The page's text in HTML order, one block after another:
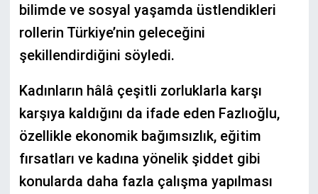
bilimde ve sosyal yaşamda üstlendikleri
rollerin Türkiye’nin geleceğini
şekillendirdiğini söyledi.
Kadınların hâlâ çeşitli zorluklarla karşı
karşıya kaldığını da ifade eden Fazlıoğlu,
özellikle ekonomik bağımsızlık, eğitim
fırsatları ve kadına yönelik şiddet gibi
konularda daha fazla çalışma yapılması